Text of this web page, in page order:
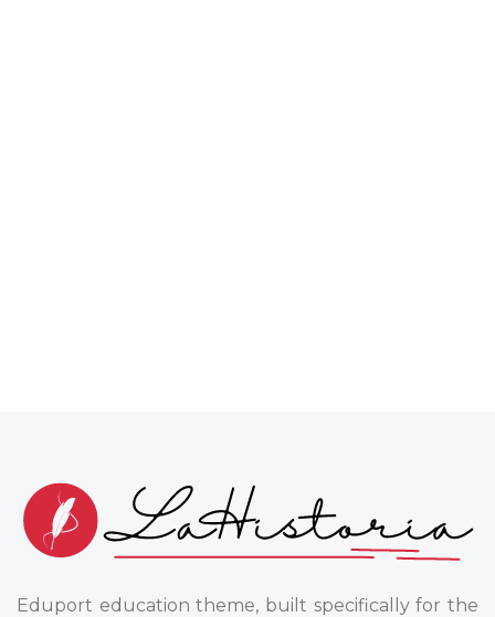
Eduport education theme, built specifically for the